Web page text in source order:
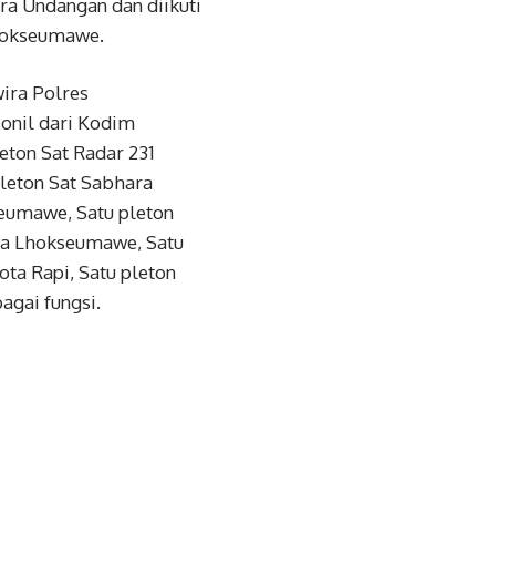
Undangan dan diikuti
Polres
dari Kodim
Sat Radar 231
Sat Sabhara
Satu pleton
Lhokseumawe, Satu
Rapi, Satu pleton
fungsi.